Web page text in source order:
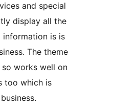
and special
display all the
is is
The theme
works well on
too which is